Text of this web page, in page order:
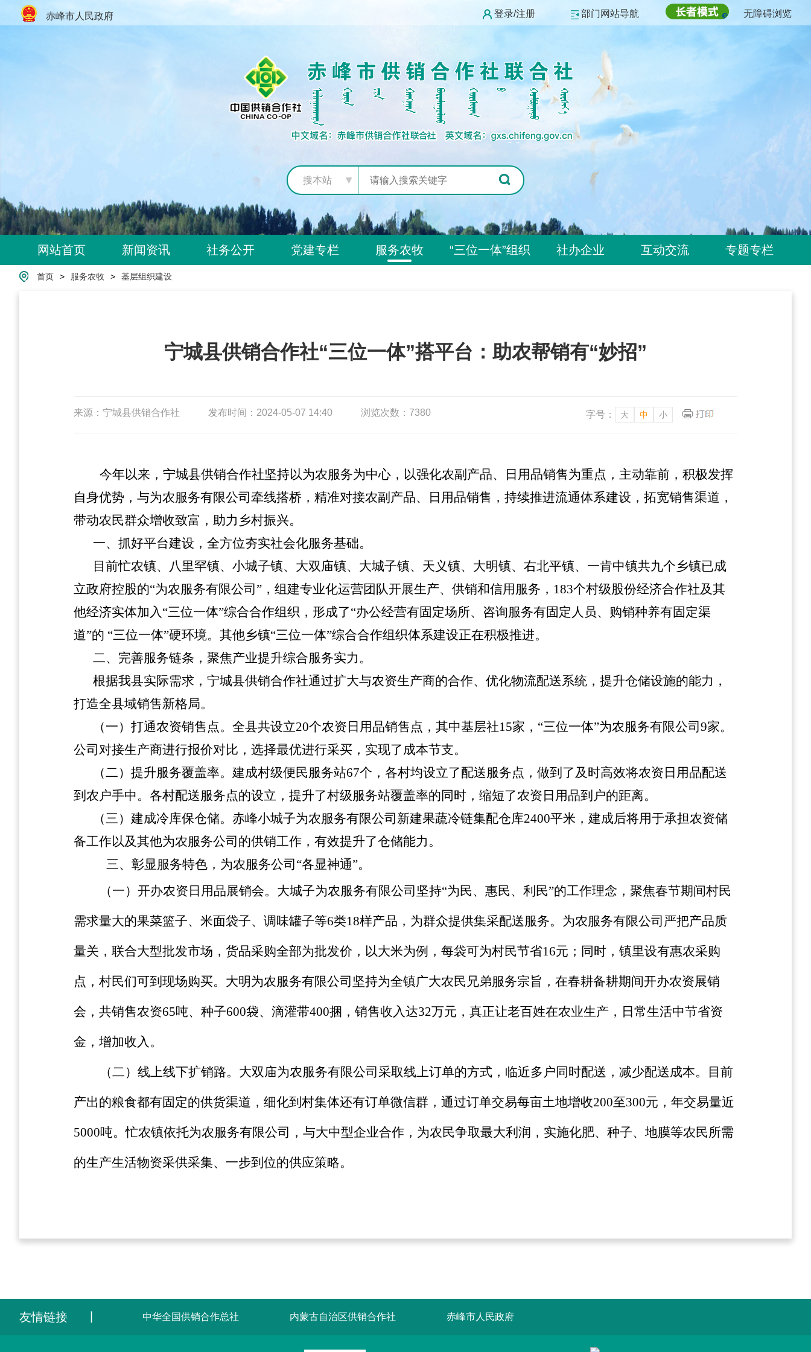
赤峰市人民政府 登录/注册 部门网站导航 无障碍浏览
搜本站
网站首页 新闻资讯 社务公开 党建专栏 服务农牧 “三位一体”组织 社办企业 互动交流 专题专栏
首页 > 服务农牧 > 基层组织建设
宁城县供销合作社“三位一体”搭平台：助农帮销有“妙招”
来源：宁城县供销合作社 发布时间：2024-05-07 14:40 浏览次数：7380 字号： 大 中 小
今年以来，宁城县供销合作社坚持以为农服务为中心，以强化农副产品、日用品销售为重点，主动靠前，积极发挥
自身优势，与为农服务有限公司牵线搭桥，精准对接农副产品、日用品销售，持续推进流通体系建设，拓宽销售渠道，
带动农民群众增收致富，助力乡村振兴。
一、 抓好平台建设，全方位夯实社会化服务基础。
目前忙农镇、八里罕镇、小城子镇、大双庙镇、大城子镇、天义镇、大明镇、右北平镇、一肯中镇共九个乡镇已成
立政府控股的“为农服务有限公司”，组建专业化运营团队开展生产、供销和信用服务，183个村级股份经济合作社及其
他经济实体加入“三位一体”综合合作组织，形成了“办公经营有固定场所、咨询服务有固定人员、购销种养有固定渠
道”的 “三位一体”硬环境。其他乡镇“三位一体”综合合作组织体系建设正在积极推进。
二、完善服务链条，聚焦产业提升综合服务实力。
根据我县实际需求，宁城县供销合作社通过扩大与农资生产商的合作、优化物流配送系统，提升仓储设施的能力，
打造全县域销售新格局。
（一）打通农资销售点。 全县共设立20个农资日用品销售点，其中基层社15家，“三位一体”为农服务有限公司9家。
公司对接生产商进行报价对比，选择最优进行采买，实现了成本节支。
（二）提升服务覆盖率。 建成村级便民服务站67个，各村均设立了配送服务点，做到了及时高效将农资日用品配送
到农户手中。各村配送服务点的设立，提升了村级服务站覆盖率的同时，缩短了农资日用品到户的距离。
（三）建成冷库保仓储。 赤峰小城子为农服务有限公司新建果蔬冷链集配仓库2400平米，建成后将用于承担农资储
备工作以及其他为农服务公司的供销工作，有效提升了仓储能力。
三、彰显服务特色，为农服务公司“各显神通”。
（一）开办农资日用品展销会。 大城子为农服务有限公司坚持“为民、惠民、利民”的工作理念，聚焦春节期间村民
需求量大的果菜篮子、米面袋子、调味罐子等6类18样产品，为群众提供集采配送服务。为农服务有限公司严把产品质
量关，联合大型批发市场，货品采购全部为批发价，以大米为例，每袋可为村民节省16元；同时，镇里设有惠农采购
点，村民们可到现场购买。大明为农服务有限公司坚持为全镇广大农民兄弟服务宗旨，在春耕备耕期间开办农资展销
会，共销售农资65吨、种子600袋、滴灌带400捆，销售收入达32万元，真正让老百姓在农业生产，日常生活中节省资
金，增加收入。
（二）线上线下扩销路。 大双庙为农服务有限公司采取线上订单的方式，临近多户同时配送，减少配送成本。目前
产出的粮食都有固定的供货渠道，细化到村集体还有订单微信群，通过订单交易每亩土地增收200至300元，年交易量近
5000吨。忙农镇依托为农服务有限公司，与大中型企业合作，为农民争取最大利润，实施化肥、种子、地膜等农民所需
的生产生活物资采供采集、一步到位的供应策略。
友情链接 中华全国供销合作总社 内蒙古自治区供销合作社 赤峰市人民政府